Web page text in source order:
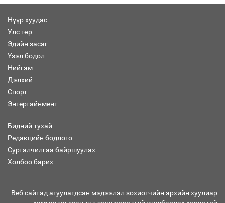
Нүүр хуудас
Улс төр
Эдийн засаг
Үзэл бодол
Нийгэм
Дэлхий
Спорт
Энтертайнмент
Бидний тухай
Редакцийн бодлого
Сурталчилгаа байршуулах
Холбоо барих
Веб сайтад агуулагдсан мэдээлэл зохиогчийн эрхийн хуулиар